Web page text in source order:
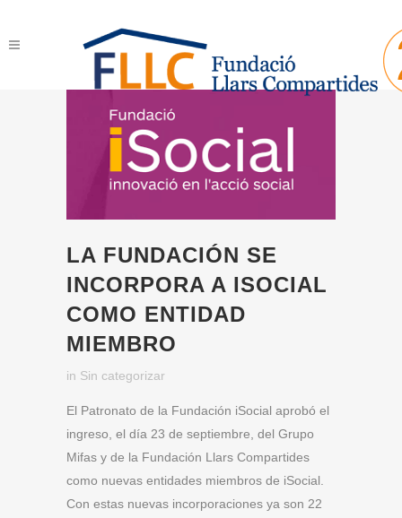
LA FUNDACIÓN SE
INCORPORA A ISOCIAL
COMO ENTIDAD
MIEMBRO
in Sin categorizar
El Patronato de la Fundación iSocial aprobó el
ingreso, el día 23 de septiembre, del Grupo
Mifas y de la Fundación Llars Compartides
como nuevas entidades miembros de iSocial.
Con estas nuevas incorporaciones ya son 22